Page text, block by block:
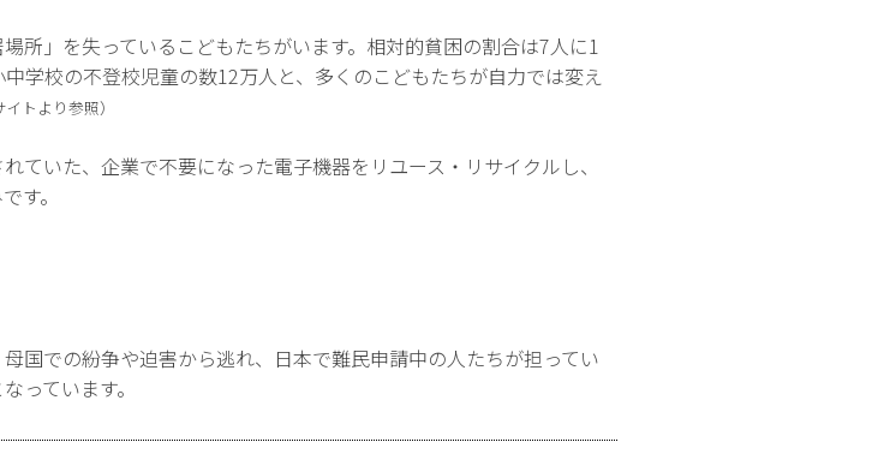
所」を失っているこどもたちがいます。相対的貧困の割合は7人に1
学校の不登校児童の数12万人と、多くのこどもたちが自力では変え
イトより参照）
ていた、企業で不要になった電子機器をリユース・リサイクルし、
す。
国での紛争や迫害から逃れ、日本で難民申請中の人たちが担ってい
っています。